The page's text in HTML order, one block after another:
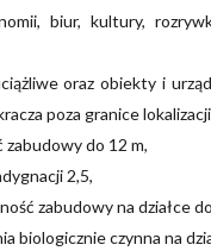
biur, kultury,
oraz obiekty i
poza granice
zabudowy do 12 m,
2,5,
zabudowy na działce
biologicznie czynna na